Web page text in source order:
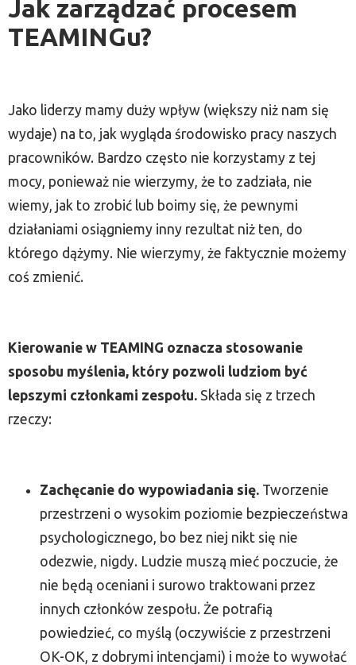
Jak zarządzać procesem
TEAMINGu?
Jako liderzy mamy duży wpływ (większy niż nam się
wydaje) na to, jak wygląda środowisko pracy naszych
pracowników. Bardzo często nie korzystamy z tej
mocy, ponieważ nie wierzymy, że to zadziała, nie
wiemy, jak to zrobić lub boimy się, że pewnymi
działaniami osiągniemy inny rezultat niż ten, do
którego dążymy. Nie wierzymy, że faktycznie możemy
coś zmienić.
Kierowanie w TEAMING oznacza stosowanie
sposobu myślenia, który pozwoli ludziom być
lepszymi członkami zespołu. Składa się z trzech
rzeczy:
Zachęcanie do wypowiadania się. Tworzenie
przestrzeni o wysokim poziomie bezpieczeństwa
psychologicznego, bo bez niej nikt się nie
odezwie, nigdy. Ludzie muszą mieć poczucie, że
nie będą oceniani i surowo traktowani przez
innych członków zespołu. Że potrafią
powiedzieć, co myślą (oczywiście z przestrzeni
OK-OK, z dobrymi intencjami) i może to wywołać